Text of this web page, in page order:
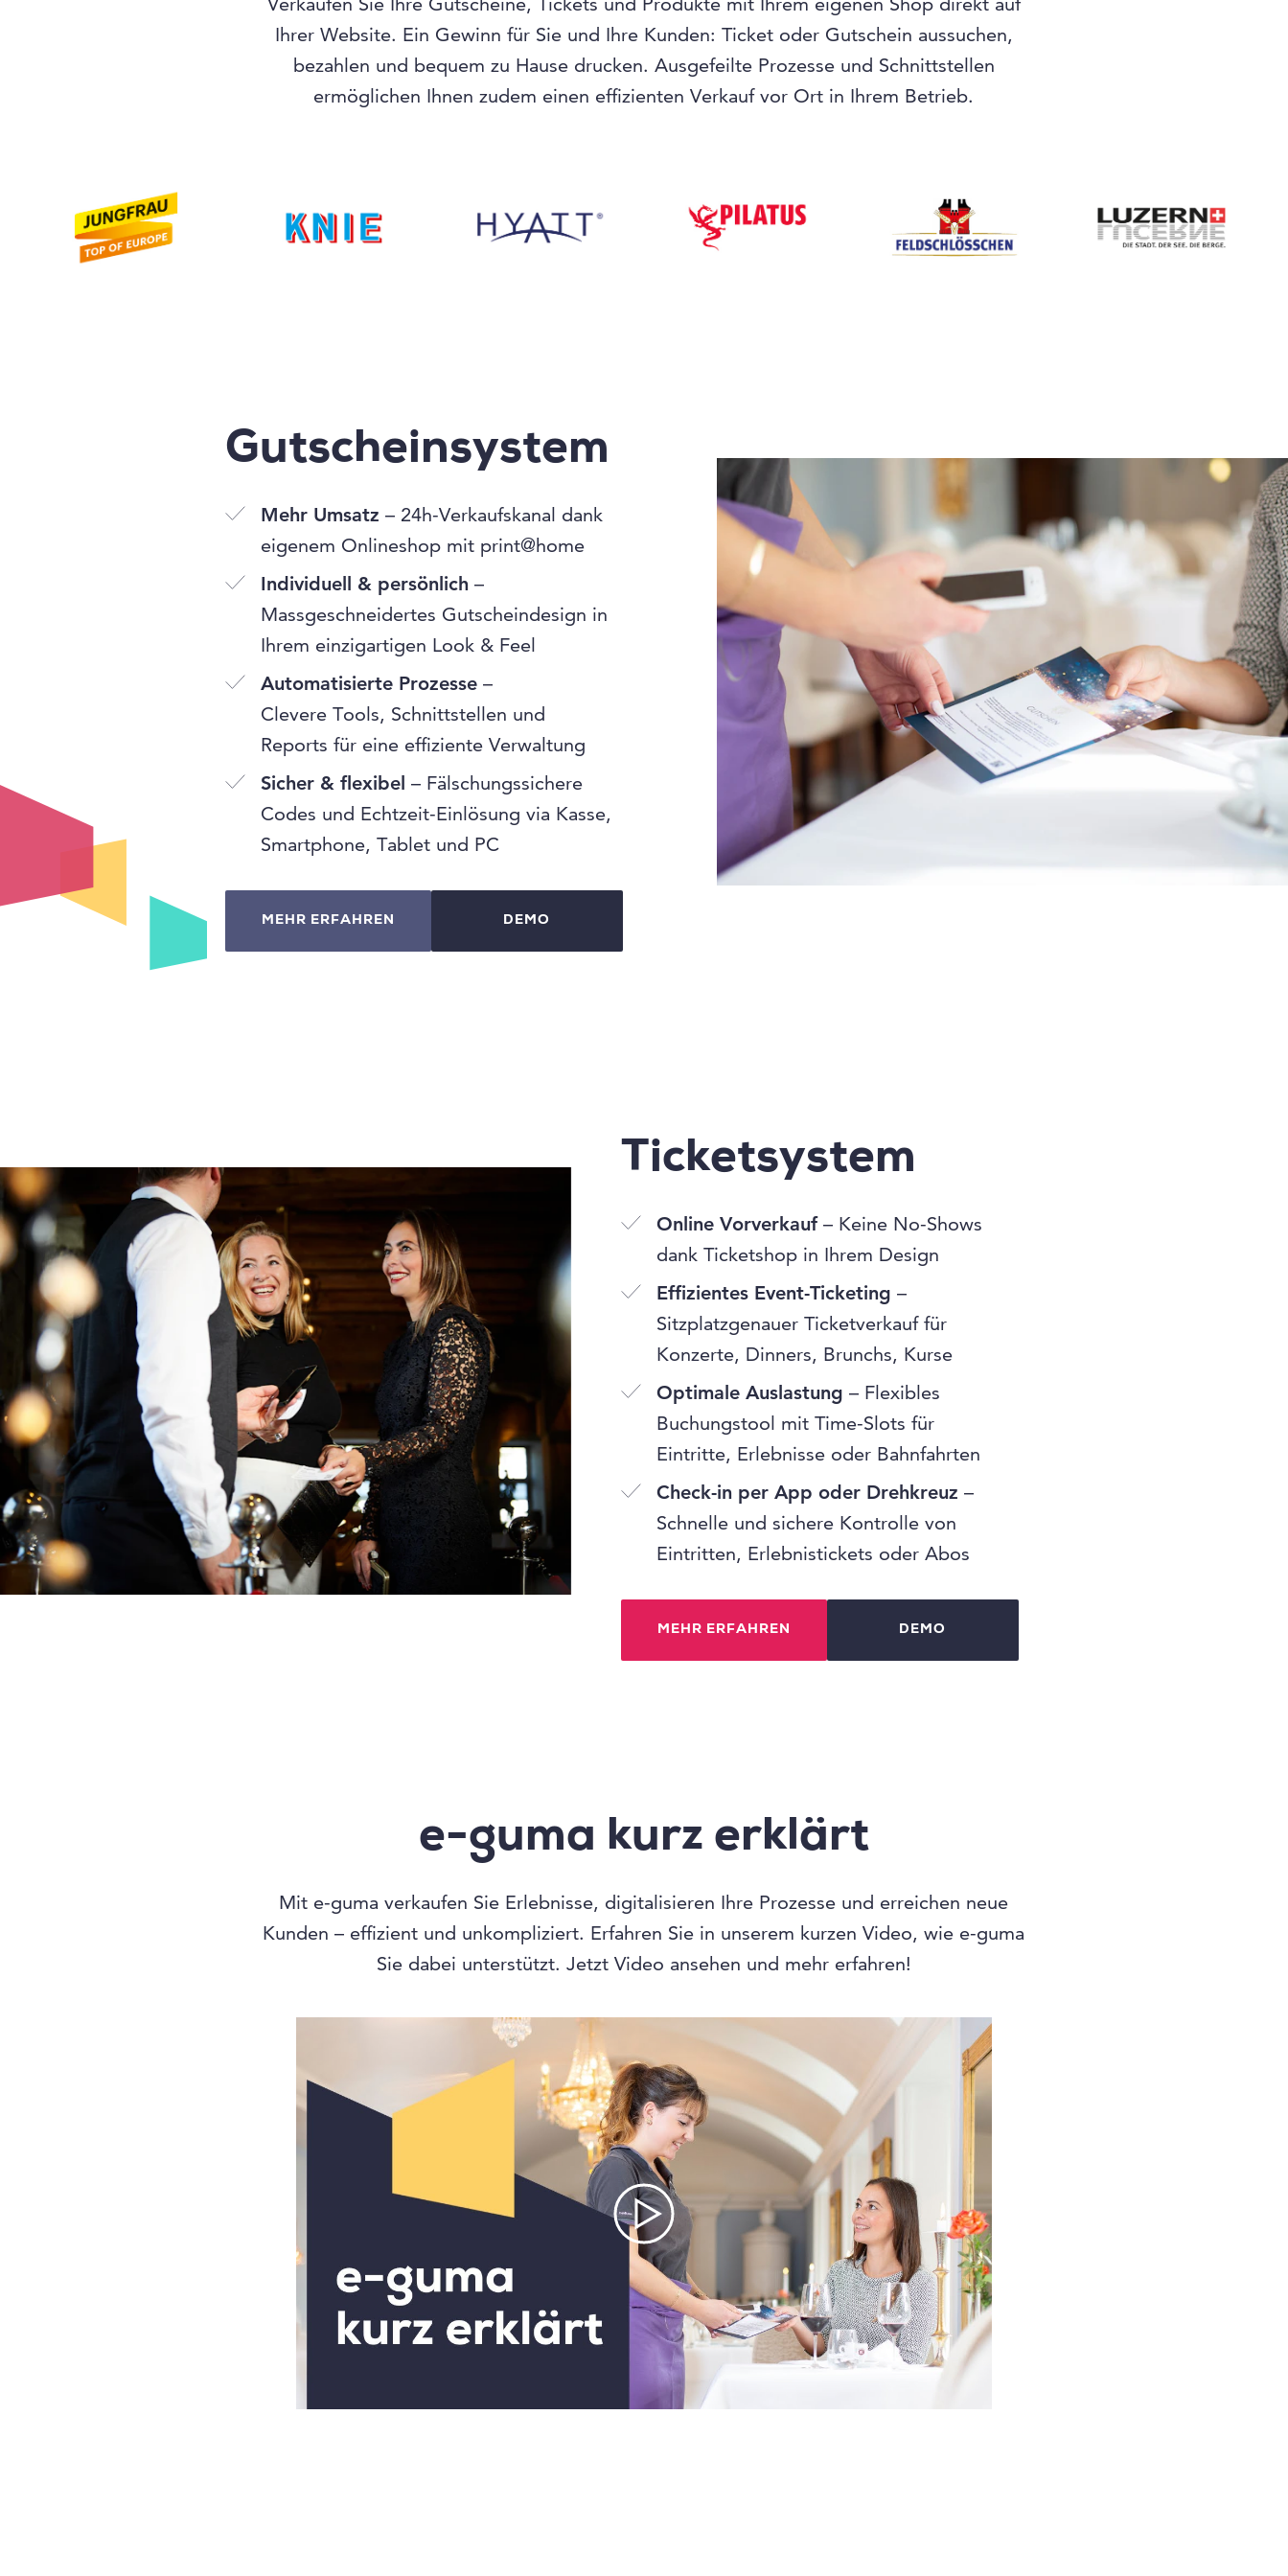
Ihrer Website. Ein Gewinn für Sie und Ihre Kunden: Ticket oder Gutschein aussuchen,
bezahlen und bequem zu Hause drucken. Ausgefeilte Prozesse und Schnittstellen
ermöglichen Ihnen zudem einen effizienten Verkauf vor Ort in Ihrem Betrieb.
Gutscheinsystem
Mehr Umsatz – 24h-Verkaufskanal dank
eigenem Onlineshop mit print@home
Individuell & persönlich–
Massgeschneidertes Gutscheindesign in
Ihrem einzigartigen Look & Feel
Automatisierte Prozesse–
Clevere Tools, Schnittstellen und
Reports für eine effiziente Verwaltung
Sicher & flexibel – Fälschungssichere
Codes und Echtzeit-Einlösung via Kasse,
Smartphone, Tablet und PC
MEHR ERFAHREN DEMO
Ticketsystem
Online Vorverkauf– Keine No-Shows
dank Ticketshop in Ihrem Design
Effizientes Event-Ticketing –
Sitzplatzgenauer Ticketverkauf für
Konzerte, Dinners, Brunchs, Kurse
Optimale Auslastung – Flexibles
Buchungstool mit Time-Slots für
Eintritte, Erlebnisse oder Bahnfahrten
Check-in per App oder Drehkreuz –
Schnelle und sichere Kontrolle von
Eintritten, Erlebnistickets oder Abos
MEHR ERFAHREN DEMO
e-guma kurz erklärt
Mit e-guma verkaufen Sie Erlebnisse, digitalisieren Ihre Prozesse und erreichen neue
Kunden – effizient und unkompliziert. Erfahren Sie in unserem kurzen Video, wie e-guma
Sie dabei unterstützt. Jetzt Video ansehen und mehr erfahren!